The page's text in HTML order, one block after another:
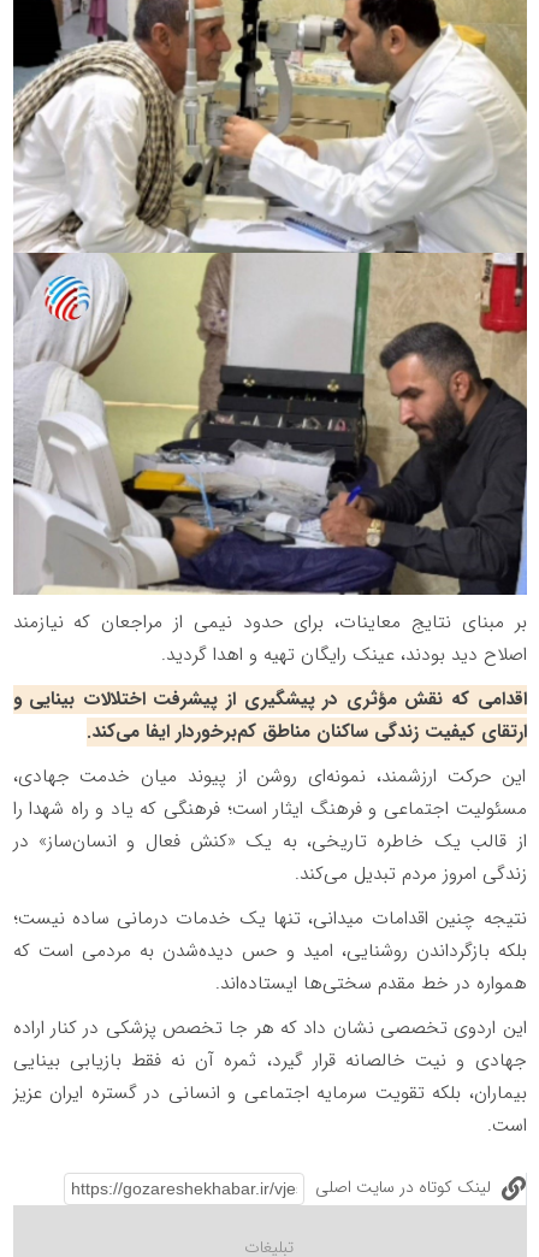
بر مبنای نتایج معاینات، برای حدود نیمی از مراجعان که نیازمند
اصلاح دید بودند، عینک رایگان تهیه و اهدا گردید.
اقدامی که نقش مؤثری در پیشگیری از پیشرفت اختلالات بینایی و
ارتقای کیفیت زندگی ساکنان مناطق کم‌برخوردار ایفا می‌کند.
این حرکت ارزشمند، نمونه‌ای روشن از پیوند میان خدمت جهادی،
مسئولیت اجتماعی و فرهنگ ایثار است؛ فرهنگی که یاد و راه شهدا را
از قالب یک خاطره تاریخی، به یک «کنش فعال و انسان‌ساز» در
زندگی امروز مردم تبدیل می‌کند.
نتیجه چنین اقدامات میدانی، تنها یک خدمات درمانی ساده نیست؛
بلکه بازگرداندن روشنایی، امید و حس دیده‌شدن به مردمی است که
همواره در خط مقدم سختی‌ها ایستاده‌اند.
این اردوی تخصصی نشان داد که هر جا تخصص پزشکی در کنار اراده
جهادی و نیت خالصانه قرار گیرد، ثمره آن نه فقط بازیابی بینایی
بیماران، بلکه تقویت سرمایه اجتماعی و انسانی در گستره ایران عزیز
است.
لینک کوتاه در سایت اصلی